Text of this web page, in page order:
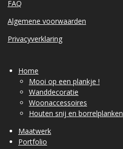
FAQ
Algemene voorwaarden
Privacyverklaring
Home
Mooi op een plankje !
Wanddecoratie
Woonaccessoires
Houten snij en borrelplanken
Maatwerk
Portfolio